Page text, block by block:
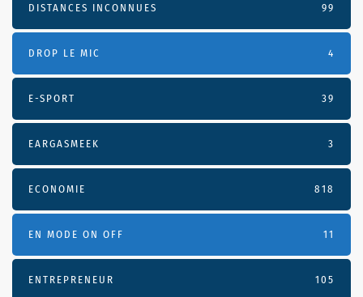
DISTANCES INCONNUES 99
DROP LE MIC 4
E-SPORT 39
EARGASMEEK 3
ECONOMIE 818
EN MODE ON OFF 11
ENTREPRENEUR 105